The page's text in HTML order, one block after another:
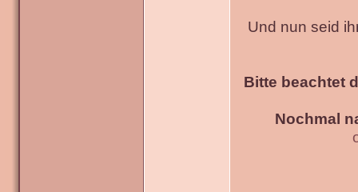
Und nun seid
Bitte beachtet
Nochmal